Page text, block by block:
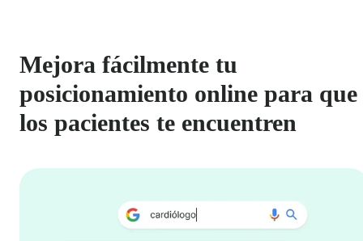
Mejora fácilmente tu
posicionamiento online para que
los pacientes te encuentren